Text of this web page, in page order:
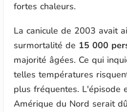
fortes chaleurs.
La canicule de 2003 avait
surmortalité de 15 000
majorité âgées. Ce qui
telles températures
plus fréquentes. L'épisode
Amérique du Nord serait